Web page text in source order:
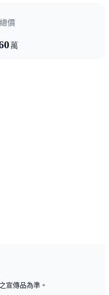
價
萬
宣傳品為準。